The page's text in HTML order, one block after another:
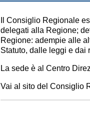
Il Consiglio Regionale
delegati alla Regione;
Regione: adempie alle
Statuto, dalle leggi e dai
La sede è al Centro
Vai al sito del Consiglio